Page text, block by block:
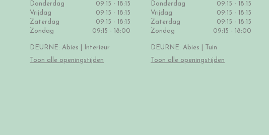
Donderdag
09:15 - 18:15
Vrijdag
09:15 - 18:15
Zaterdag
09:15 - 18:15
Zondag
09:15 - 18:00
DEURNE: Abies | Interieur
Toon alle openingstijden
Donderdag
09:15 - 18:15
Vrijdag
09:15 - 18:15
Zaterdag
09:15 - 18:15
Zondag
09:15 - 18:00
DEURNE: Abies | Tuin
Toon alle openingstijden